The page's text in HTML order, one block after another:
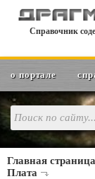
Справочник
о портале
Главная страница
Плата